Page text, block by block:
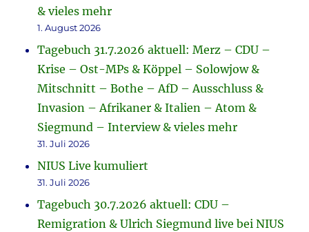
& vieles mehr
1. August 2026
Tagebuch 31.7.2026 aktuell: Merz – CDU –
Krise – Ost-MPs & Köppel – Solowjow &
Mitschnitt – Bothe – AfD – Ausschluss &
Invasion – Afrikaner & Italien – Atom &
Siegmund – Interview & vieles mehr
31. Juli 2026
NIUS Live kumuliert
31. Juli 2026
Tagebuch 30.7.2026 aktuell: CDU –
Remigration & Ulrich Siegmund live bei NIUS